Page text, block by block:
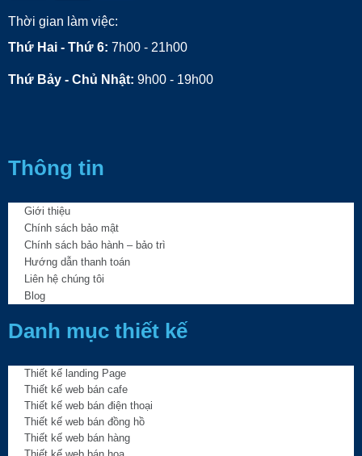
Thời gian làm việc:
Thứ Hai - Thứ 6: 7h00 - 21h00
Thứ Bảy - Chủ Nhật: 9h00 - 19h00
Thông tin
Giới thiệu
Chính sách bảo mật
Chính sách bảo hành – bảo trì
Hướng dẫn thanh toán
Liên hệ chúng tôi
Blog
Danh mục thiết kế
Thiết kế landing Page
Thiết kế web bán cafe
Thiết kế web bán điện thoại
Thiết kế web bán đồng hồ
Thiết kế web bán hàng